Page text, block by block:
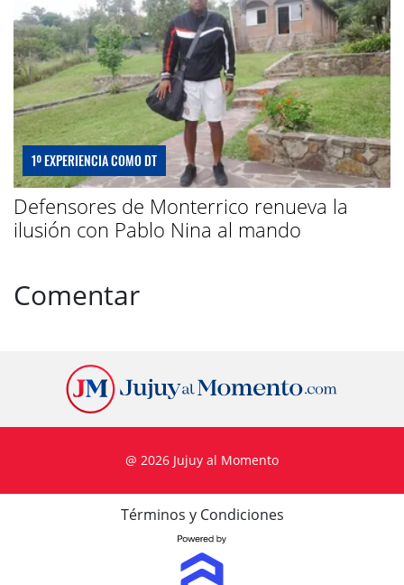
1º EXPERIENCIA COMO DT
Defensores de Monterrico renueva la
ilusión con Pablo Nina al mando
Comentar
@ 2026 Jujuy al Momento
Términos y Condiciones